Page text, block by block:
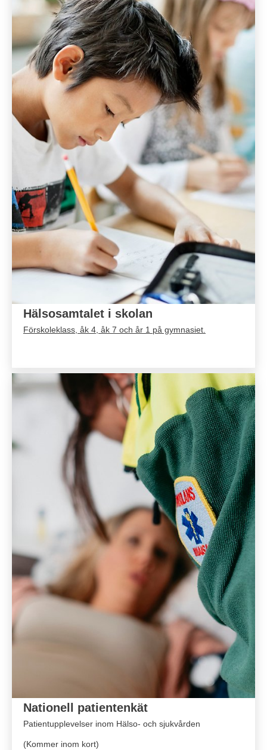
Hälsosamtalet i skolan
Förskoleklass, åk 4, åk 7 och år 1 på gymnasiet.
Nationell patientenkät
Patientupplevelser inom Hälso- och sjukvården
(Kommer inom kort)